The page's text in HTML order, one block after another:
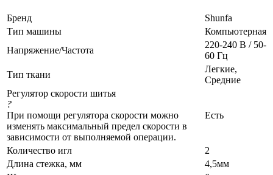
Бренд
Shunfa
Тип машины
Компьютерная
Напряжение/Частота
220-240 В / 50-
60 Гц
Тип ткани
Легкие,
Средние
Регулятор скорости шитья
?
При помощи регулятора скорости можно
изменять максимальный предел скорости в
зависимости от выполняемой операции.
Есть
Количество игл
2
Длина стежка, мм
4,5мм